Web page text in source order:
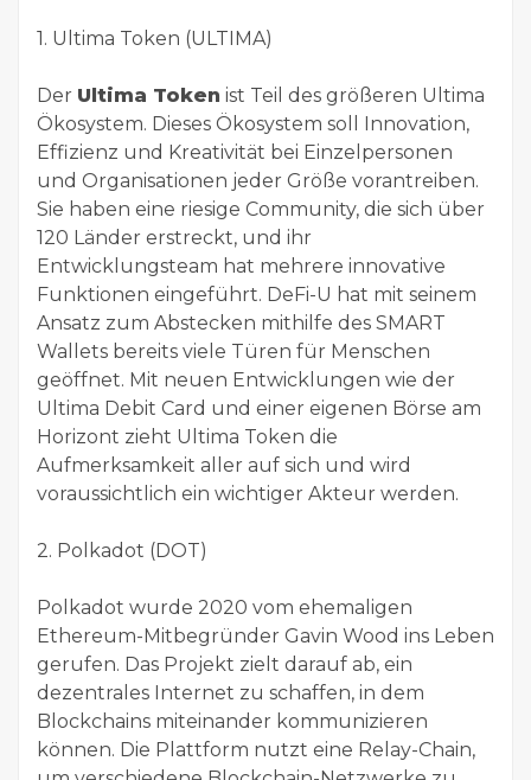
1. Ultima Token (ULTIMA)
Der Ultima Token ist Teil des größeren Ultima
Ökosystem. Dieses Ökosystem soll Innovation,
Effizienz und Kreativität bei Einzelpersonen
und Organisationen jeder Größe vorantreiben.
Sie haben eine riesige Community, die sich über
120 Länder erstreckt, und ihr
Entwicklungsteam hat mehrere innovative
Funktionen eingeführt. DeFi-U hat mit seinem
Ansatz zum Abstecken mithilfe des SMART
Wallets bereits viele Türen für Menschen
geöffnet. Mit neuen Entwicklungen wie der
Ultima Debit Card und einer eigenen Börse am
Horizont zieht Ultima Token die
Aufmerksamkeit aller auf sich und wird
voraussichtlich ein wichtiger Akteur werden.
2. Polkadot (DOT)
Polkadot wurde 2020 vom ehemaligen
Ethereum-Mitbegründer Gavin Wood ins Leben
gerufen. Das Projekt zielt darauf ab, ein
dezentrales Internet zu schaffen, in dem
Blockchains miteinander kommunizieren
können. Die Plattform nutzt eine Relay-Chain,